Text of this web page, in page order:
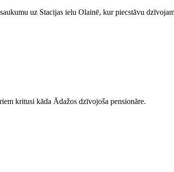
uz Stacijas ielu Olainē, kur piecstāvu
kritusi kāda Ādažos dzīvojoša pensionāre.